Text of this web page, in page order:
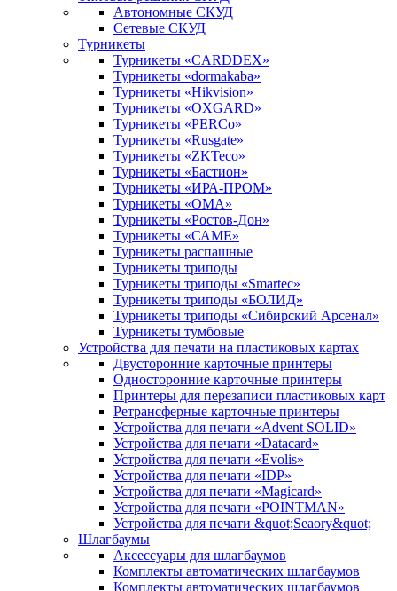
Автономные СКУД
Сетевые СКУД
Турникеты
Турникеты «CARDDEX»
Турникеты «dormakaba»
Турникеты «Hikvision»
Турникеты «OXGARD»
Турникеты «PERCo»
Турникеты «Rusgate»
Турникеты «ZKTeco»
Турникеты «Бастион»
Турникеты «ИРА-ПРОМ»
Турникеты «ОМА»
Турникеты «Ростов-Дон»
Турникеты «САМЕ»
Турникеты распашные
Турникеты триподы
Турникеты триподы «Smartec»
Турникеты триподы «БОЛИД»
Турникеты триподы «Сибирский Арсенал»
Турникеты тумбовые
Устройства для печати на пластиковых картах
Двусторонние карточные принтеры
Односторонние карточные принтеры
Принтеры для перезаписи пластиковых карт
Ретрансферные карточные принтеры
Устройства для печати «Advent SOLID»
Устройства для печати «Datacard»
Устройства для печати «Evolis»
Устройства для печати «IDP»
Устройства для печати «Magicard»
Устройства для печати «POINTMAN»
Устройства для печати &quot;Seaory&quot;
Шлагбаумы
Аксессуары для шлагбаумов
Комплекты автоматических шлагбаумов
Комплекты автоматических шлагбаумов